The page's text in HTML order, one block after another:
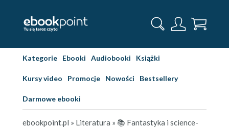
Kategorie Ebooki Audiobooki Książki
Kursy video Promocje Nowości Bestsellery
Darmowe ebooki
ebookpoint.pl » Literatura » 📚 Fantastyka i science-